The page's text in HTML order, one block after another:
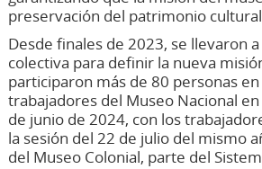
preservación del patrimonio
Desde finales de 2023, se llevaron
colectiva para definir la nueva
participaron más de 80 personas
trabajadores del Museo Nacional
de junio de 2024, con los
la sesión del 22 de julio del mismo
del Museo Colonial, parte del